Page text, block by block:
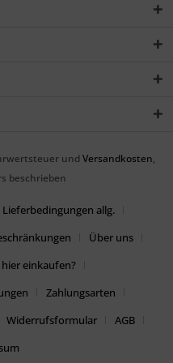
und Versandkosten,
beschrieben
Lieferbedingungen allg.
Über uns
einkaufen?
Zahlungsarten
Widerrufsformular
AGB